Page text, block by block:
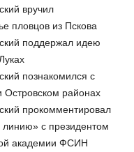
вручил
пловцов из Пскова
поддержал идею
познакомился с
районах
прокомментировал
с президентом
академии ФСИН